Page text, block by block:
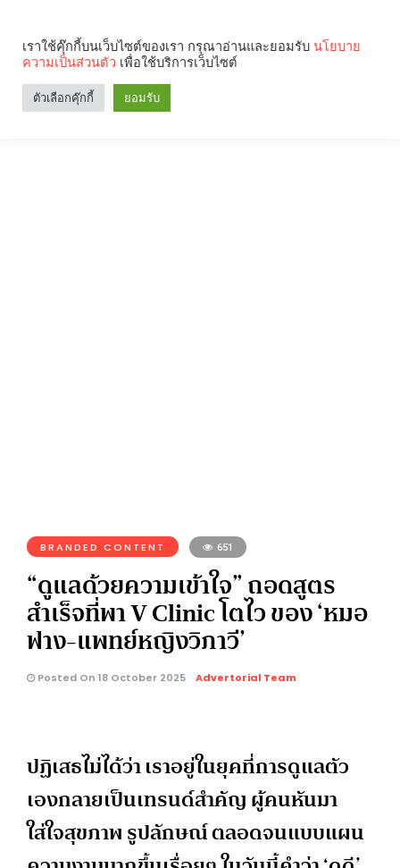
BRANDED CONTENT 651
“ดูแลด้วยความเข้าใจ” ถอดสูตร
สำเร็จที่พา V Clinic โตไว ของ ‘หมอ
ฟาง-แพทย์หญิงวิภาวี’
Posted On 18 October 2025 Advertorial Team
ปฏิเสธไม่ได้ว่า เราอยู่ในยุคที่การดูแลตัว
เองกลายเป็นเทรนด์สำคัญ ผู้คนหันมา
ใส่ใจสุขภาพ รูปลักษณ์ ตลอดจนแบบแผน
เราใช้คุ๊กกี้บนเว็บไซต์ของเรา กรุณาอ่านและยอมรับ นโยบาย
ความเป็นส่วนตัว เพื่อใช้บริการเว็บไซต์
ตัวเลือกคุ๊กกี้ ยอมรับ